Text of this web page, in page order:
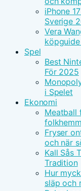
iPhone
Sverige
Vera
Spel
Best
För 2025
i Spelet
Ekonomi
Meatball
Fryser
och när
Kall Sås
Tradition
Hur
släp och